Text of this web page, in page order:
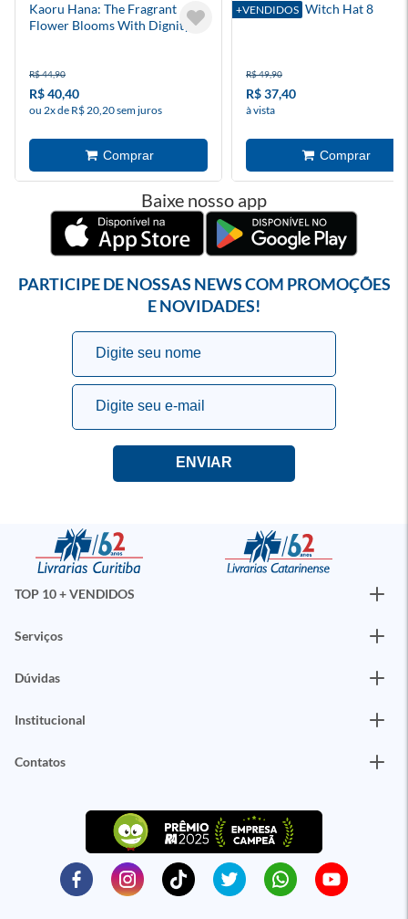
Kaoru Hana: The Fragrant
Flower Blooms With Dignity 6
R$ 44,90
R$ 40,40
ou 2x de R$ 20,20 sem juros
+VENDIDOS
Atelier Of Witch Hat 8
R$ 49,90
R$ 37,40
à vista
Baixe nosso app
PARTICIPE DE NOSSAS NEWS COM PROMOÇÕES
E NOVIDADES!
TOP 10 + VENDIDOS
Serviços
Dúvidas
Institucional
Contatos